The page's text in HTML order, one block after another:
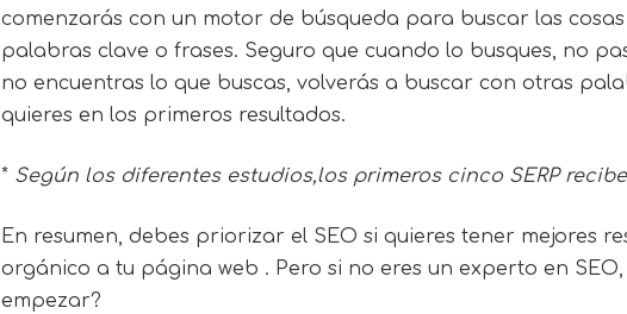
comenzarás con un motor de búsqueda para buscar las
palabras clave o frases. Seguro que cuando lo busques, no
no encuentras lo que buscas, volverás a buscar con otras
quieres en los primeros resultados.
* Según los diferentes estudios,los primeros cinco SERP
En resumen, debes priorizar el SEO si quieres tener mejores
orgánico a tu página web . Pero si no eres un experto en
empezar?